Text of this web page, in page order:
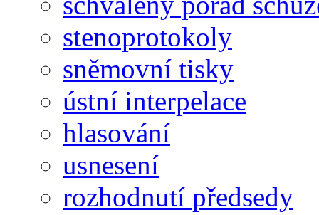
stenoprotokoly
sněmovní tisky
ústní interpelace
hlasování
usnesení
rozhodnutí předsedy